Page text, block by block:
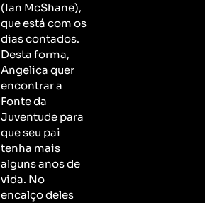
(Ian McShane),
que está com os
dias contados.
Desta forma,
Angelica quer
encontrar a
Fonte da
Juventude para
que seu pai
tenha mais
alguns anos de
vida. No
encalço deles